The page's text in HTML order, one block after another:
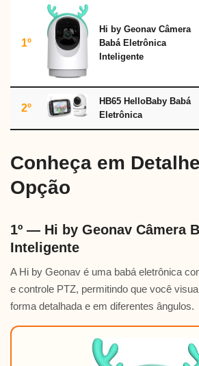
1º
Hi by Geonav Câmera
Babá Eletrônica
Inteligente
2º
HB65 HelloBaby Babá
Eletrônica
Conheça em
Opção
1º — Hi by Geonav Câmera
Inteligente
A Hi by Geonav é uma babá eletrônica
e controle PTZ, permitindo que você
forma detalhada e em diferentes ângulos.